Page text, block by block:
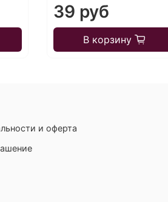
39 руб
В корзину
и оферта